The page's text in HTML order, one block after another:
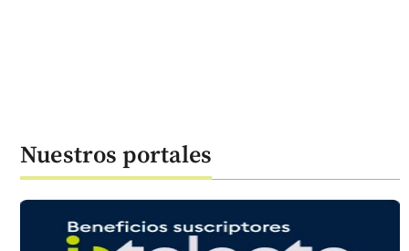
Nuestros portales